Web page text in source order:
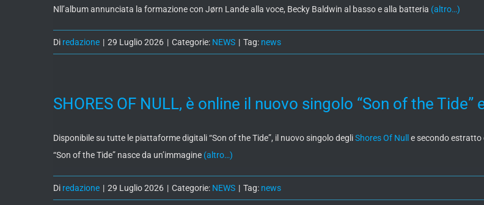
Nll’album annunciata la formazione con Jørn Lande alla voce, Becky Baldwin al basso e alla batteria (altro…)
Di redazione | 29 Luglio 2026 | Categorie: NEWS | Tag: news
SHORES OF NULL, è online il nuovo singolo “Son of the Tide”
Disponibile su tutte le piattaforme digitali “Son of the Tide”, il nuovo singolo degliShores Of Null
e secondo estratto
“Son of the Tide” nasce da un’immagine (altro…)
Di redazione | 29 Luglio 2026 | Categorie: NEWS | Tag: news